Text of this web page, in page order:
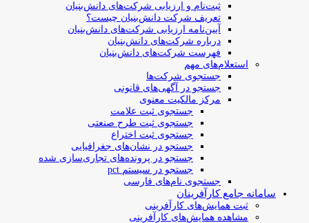
ثبت‌نام و ارزیابی شرکت‌های دانش‌بنیان
تعریف شرکت دانش‌بنیان چیست؟
آیین‌نامه ارزیابی شرکت‌های دانش‌بنیان
درباره شرکت‌های دانش‌بنیان
فهرست شرکت‌های دانش‌بنیان
استعلام‌های مهم
جستجوی شرکت‌ها
جستجو در آگهی‌های قانونی
مرکز مالکیت معنوی
جستجوی ثبت علامت
جستجوی ثبت طرح صنعتی
جستجوی ثبت اختراع
جستجو در نشان‌های جغرافیایی
جستجو در پرونده‌های تجاری‌سازی شده
جستجو در سیستم pct
جستجوی نام‌های فارسی
سامانه جامع کارآفرینان
ثبت همایش‌های کارآفرینی
مشاهده همایش‌های کارآفرینی